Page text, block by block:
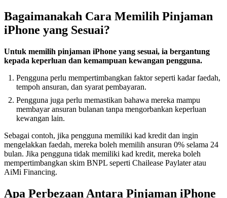
Bagaimanakah Cara Memilih Pinjaman
iPhone yang Sesuai?
Untuk memilih pinjaman iPhone yang sesuai, ia bergantung
kepada keperluan dan kemampuan kewangan pengguna.
Pengguna perlu mempertimbangkan faktor seperti kadar faedah,
tempoh ansuran, dan syarat pembayaran.
Pengguna juga perlu memastikan bahawa mereka mampu
membayar ansuran bulanan tanpa mengorbankan keperluan
kewangan lain.
Sebagai contoh, jika pengguna memiliki kad kredit dan ingin
mengelakkan faedah, mereka boleh memilih ansuran 0% selama 24
bulan. Jika pengguna tidak memiliki kad kredit, mereka boleh
mempertimbangkan skim BNPL seperti Chailease Paylater atau
AiMi Financing.
Apa Perbezaan Antara Pinjaman iPhone